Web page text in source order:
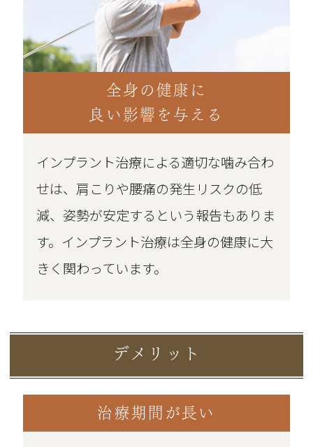
全身の健康に
良い影響を与える
インプラント治療による適切な噛み合わ
せは、肩こりや腰痛の発生リスクの低
減、姿勢が安定するという報告もありま
す。インプラント治療は全身の健康に大
きく関わっています。
デメリット
治療期間が長い